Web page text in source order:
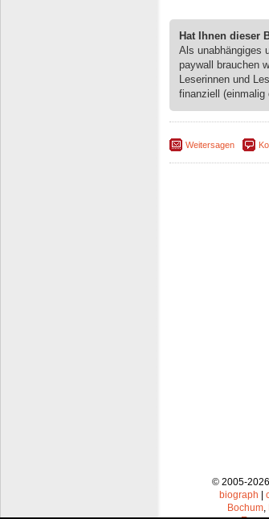
Hat Ihnen dieser
Als unabhängiges
paywall brauchen
Leserinnen und
finanziell
Weitersagen
© 2005-2026
biograph
Bochum,